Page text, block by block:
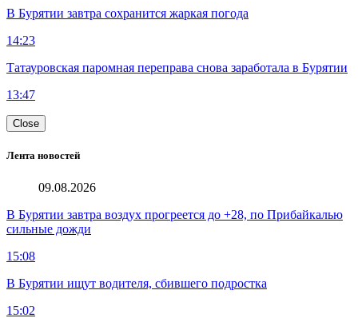
В Бурятии завтра сохранится жаркая погода
14:23
Татауровская паромная переправа снова заработала в Бурятии
13:47
Close
Лента новостей
09.08.2026
В Бурятии завтра воздух прогреется до +28, по Прибайкалью
сильные дожди
15:08
В Бурятии ищут водителя, сбившего подростка
15:02